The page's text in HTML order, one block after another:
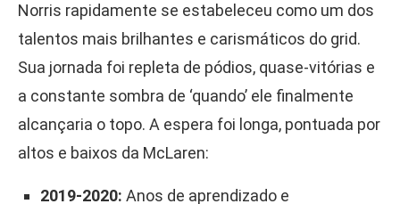
Norris rapidamente se estabeleceu como um dos
talentos mais brilhantes e carismáticos do grid.
Sua jornada foi repleta de pódios, quase-vitórias e
a constante sombra de ‘quando’ ele finalmente
alcançaria o topo. A espera foi longa, pontuada por
altos e baixos da McLaren:
2019-2020: Anos de aprendizado e